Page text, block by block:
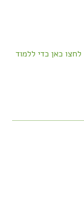
לחצו כאן כדי ללמוד